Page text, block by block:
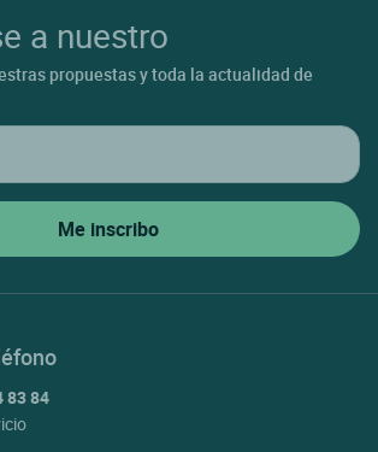
a nuestro
propuestas y toda la actualidad de
83 84